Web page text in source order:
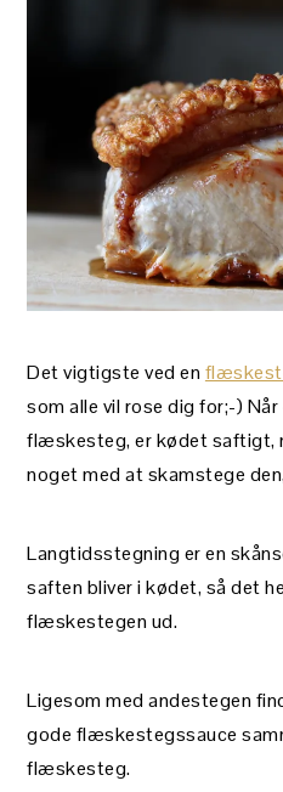
Det vigtigste ved en
som alle vil rose dig for;-)
flæskesteg, er kødet saftigt,
noget med at skamstege
Langtidsstegning er en
saften bliver i kødet, så det
flæskestegen ud.
Ligesom med andestegen
gode flæskestegssauce
flæskesteg.